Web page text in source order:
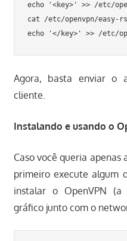
echo '<key>' >> /etc/
cat /etc/openvpn/easy-
Agora, basta enviar o
cliente.
Instalando e usando o
Caso você queria apenas
primeiro execute algum
instalar o OpenVPN
gráfico junto com o